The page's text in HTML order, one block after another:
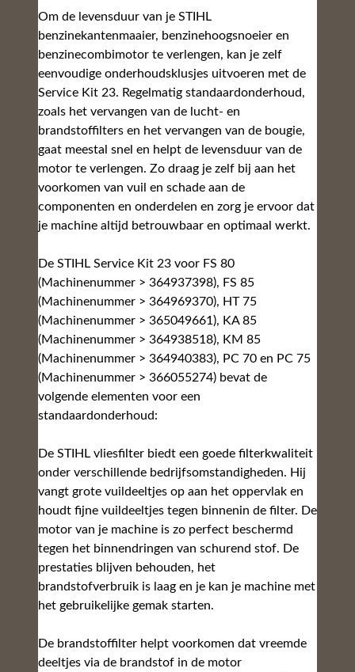
Om de levensduur van je STIHL
benzinekantenmaaier, benzinehoogsnoeier en
benzinecombimotor te verlengen, kan je zelf
eenvoudige onderhoudsklusjes uitvoeren met de
Service Kit 23. Regelmatig standaardonderhoud,
zoals het vervangen van de lucht- en
brandstoffilters en het vervangen van de bougie,
gaat meestal snel en helpt de levensduur van de
motor te verlengen. Zo draag je zelf bij aan het
voorkomen van vuil en schade aan de
componenten en onderdelen en zorg je ervoor dat
je machine altijd betrouwbaar en optimaal werkt.
De STIHL Service Kit 23 voor FS 80
(Machinenummer > 364937398), FS 85
(Machinenummer > 364969370), HT 75
(Machinenummer > 365049661), KA 85
(Machinenummer > 364938518), KM 85
(Machinenummer > 364940383), PC 70 en PC 75
(Machinenummer > 366055274) bevat de
volgende elementen voor een
standaardonderhoud:
De STIHL vliesfilter biedt een goede filterkwaliteit
onder verschillende bedrijfsomstandigheden. Hij
vangt grote vuildeeltjes op aan het oppervlak en
houdt fijne vuildeeltjes tegen binnenin de filter. De
motor van je machine is zo perfect beschermd
tegen het binnendringen van schurend stof. De
prestaties blijven behouden, het
brandstofverbruik is laag en je kan je machine met
het gebruikelijke gemak starten.
De brandstoffilter helpt voorkomen dat vreemde
deeltjes via de brandstof in de motor